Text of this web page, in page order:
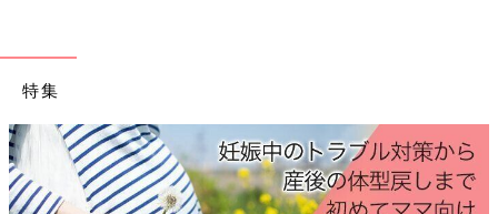
すけど、これってやばいですかね😰？一応それ以外の家で食べる
＜続きはアプリから＞
💬 6♥6
特集